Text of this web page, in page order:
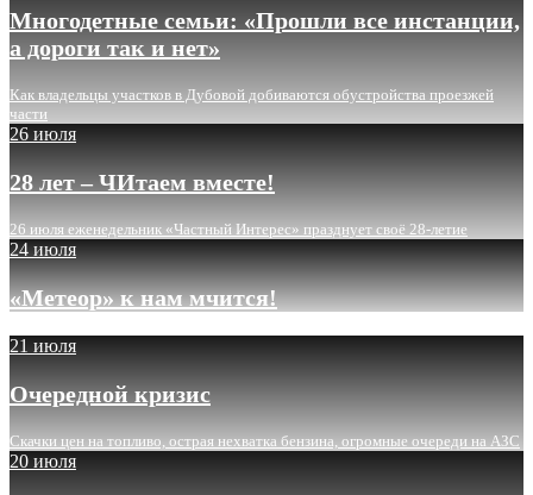
Многодетные семьи: «Прошли все инстанции,
а дороги так и нет»
Как владельцы участков в Дубовой добиваются обустройства проезжей
части
26 июля
28 лет – ЧИтаем вместе!
26 июля еженедельник «Частный Интерес» празднует своё 28-летие
24 июля
«Метеор» к нам мчится!
21 июля
Очередной кризис
Скачки цен на топливо, острая нехватка бензина, огромные очереди на АЗС
20 июля